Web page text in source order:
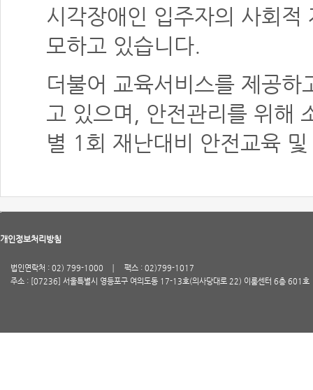
시각장애인 입주자의 사회
모하고 있습니다.
더불어 교육서비스를 제공
고 있으며, 안전관리를 위해
별 1회 재난대비 안전교육
개인정보처리방침
법인연락처 : 02) 799-1000
팩스 : 02)799-1017
주소 : [07236] 서울특별시 영등포구 여의도동 17-13호(의사당대로 22) 이룸센터 6층 601호